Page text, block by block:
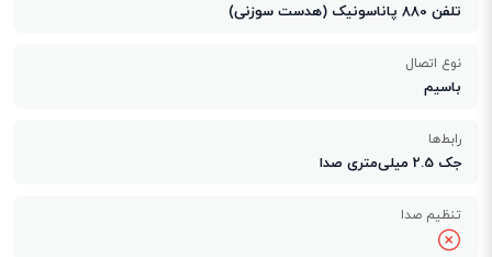
تلفن 880 پاناسونیک (هدست سوزنی)
نوع اتصال
باسیم
رابط‌ها
جک 2.5 میلی‌متری صدا
تنظیم صدا